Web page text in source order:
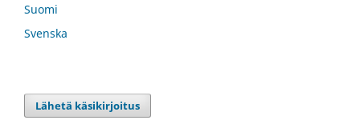
Suomi
Svenska
Lähetä käsikirjoitus